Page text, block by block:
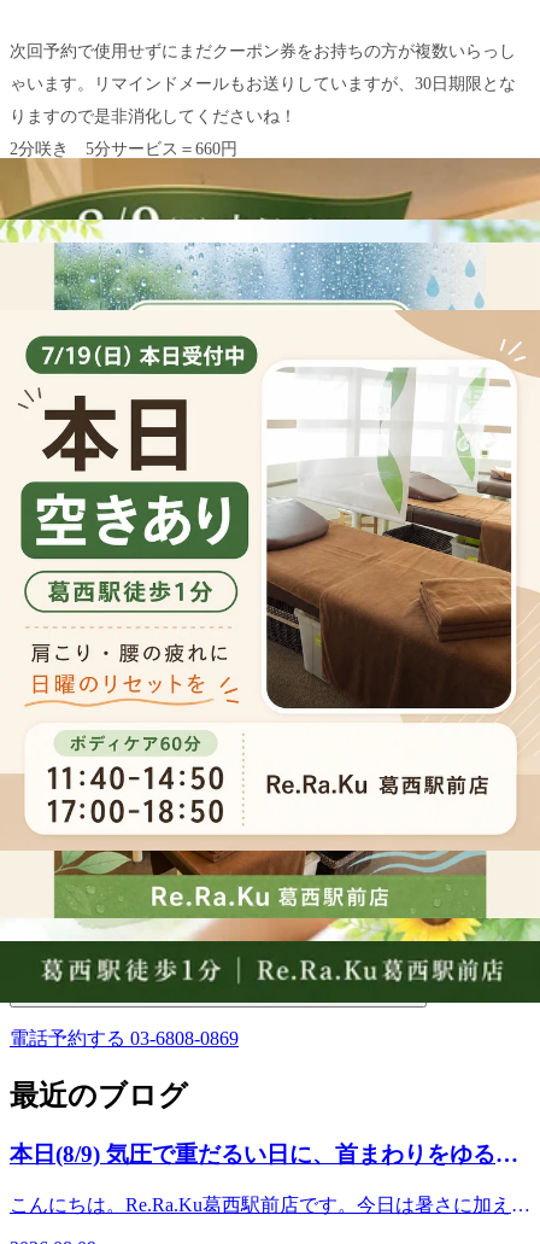
次回予約で使用せずにまだクーポン券をお持ちの方が複数いらっし
ゃいます。リマインドメールもお送りしていますが、30日期限とな
りますので是非消化してくださいね！
2分咲き 5分サービス＝660円
5分咲き 肩もみ10分＝1650円
8分咲き 20分オプションワンコイン＝2800円
満開 グレードアップオプション＝5280円
を皆様はお持ちです！！
ご予約をお取りする際は
・10分単位で（5分が取れません）
・クーポンを合わせての合計分数をご予約時確保下さい（8分咲き、
満開の時は受けたいオプションをそのまま選択ください）
・クーポンに＋メインメニューを組み合わせるとご利用可能です。
皆様のご来店お待ち申し上げております！
Re.Ra.Ku 葛西駅前店
〈営業時間>
＜平日＞12時～21時
＜土日祝日＞11時半～20時
<住所>
東京都江戸川区中葛西５－４２－３ソレイユプラザ２F
＜電話＞
03-6808-0869
電話予約する 03-6808-0869
最近のブログ
本日(8/9) 気圧で重だるい日に、首まわりをゆるめ
こんにちは。Re.Ra.Ku葛西駅前店です。今日は暑さに加え